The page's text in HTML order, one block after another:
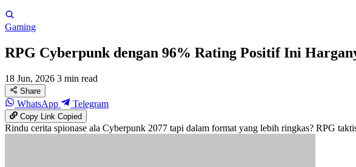
Gaming
RPG Cyberpunk dengan 96% Rating Positif Ini
18 Jun, 2026 3 min read
Share
WhatsApp Telegram
Copy LinkCopied
Rindu cerita spionase ala Cyberpunk 2077 tapi dalam format yang lebih ringkas? RPG